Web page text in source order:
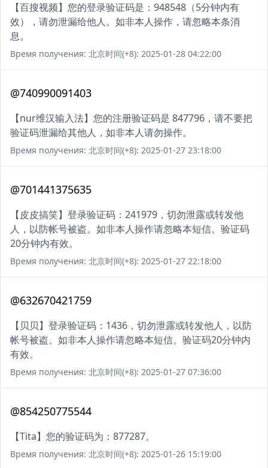
【百搜视频】您的登录验证码是：948548（5分钟内有
效），请勿泄漏给他人。如非本人操作，请忽略本条消
息。
Время получения: 北京时间(+8): 2025-01-28 04:22:00
@740990091403
【nur维汉输入法】您的注册验证码是 847796，请不要把
验证码泄漏给其他人，如非本人请勿操作。
Время получения: 北京时间(+8): 2025-01-27 23:18:00
@701441375635
【皮皮搞笑】登录验证码：241979，切勿泄露或转发他
人，以防帐号被盗。如非本人操作请忽略本短信。验证码
20分钟内有效。
Время получения: 北京时间(+8): 2025-01-27 22:18:00
@632670421759
【贝贝】登录验证码：1436，切勿泄露或转发他人，以防
帐号被盗。如非本人操作请忽略本短信。验证码20分钟内
有效。
Время получения: 北京时间(+8): 2025-01-27 07:36:00
@854250775544
【Tita】您的验证码为：877287。
Время получения: 北京时间(+8): 2025-01-26 15:19:00